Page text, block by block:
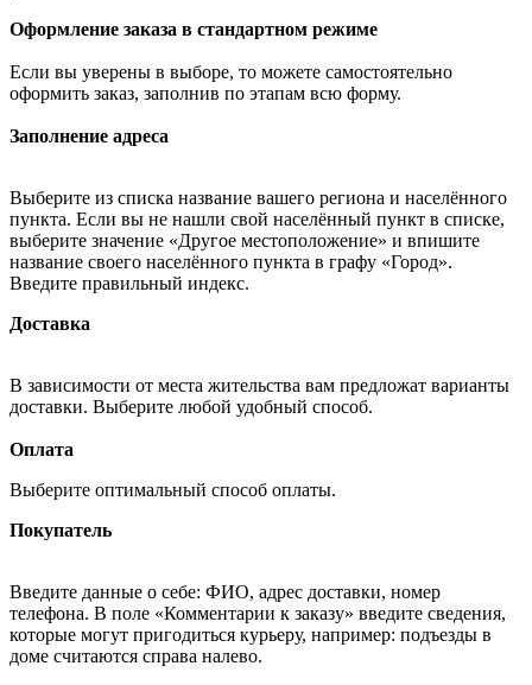
Оформление заказа в стандартном режиме
Если вы уверены в выборе, то можете самостоятельно
оформить заказ, заполнив по этапам всю форму.
Заполнение адреса
Выберите из списка название вашего региона и населённого
пункта. Если вы не нашли свой населённый пункт в списке,
выберите значение «Другое местоположение» и впишите
название своего населённого пункта в графу «Город».
Введите правильный индекс.
Доставка
В зависимости от места жительства вам предложат варианты
доставки. Выберите любой удобный способ.
Оплата
Выберите оптимальный способ оплаты.
Покупатель
Введите данные о себе: ФИО, адрес доставки, номер
телефона. В поле «Комментарии к заказу» введите сведения,
которые могут пригодиться курьеру, например: подъезды в
доме считаются справа налево.